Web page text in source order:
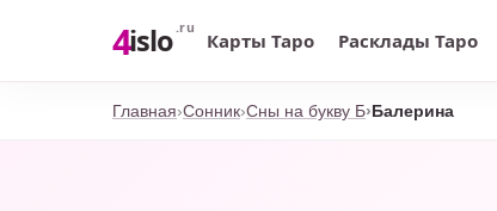
4islo .ru
Карты Таро Расклады Таро
Главная Сонник Сны на букву Б Балерина